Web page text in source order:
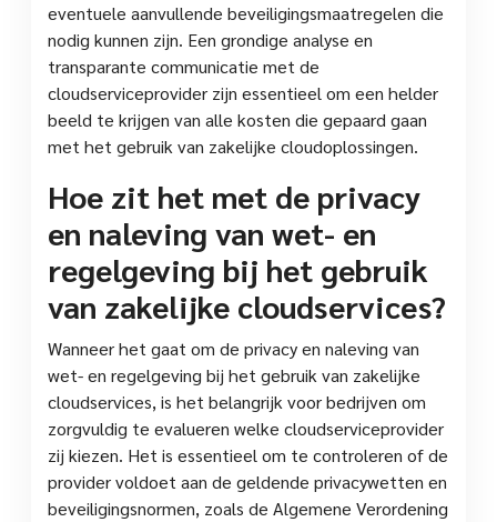
eventuele aanvullende beveiligingsmaatregelen die
nodig kunnen zijn. Een grondige analyse en
transparante communicatie met de
cloudserviceprovider zijn essentieel om een helder
beeld te krijgen van alle kosten die gepaard gaan
met het gebruik van zakelijke cloudoplossingen.
Hoe zit het met de privacy
en naleving van wet- en
regelgeving bij het gebruik
van zakelijke cloudservices?
Wanneer het gaat om de privacy en naleving van
wet- en regelgeving bij het gebruik van zakelijke
cloudservices, is het belangrijk voor bedrijven om
zorgvuldig te evalueren welke cloudserviceprovider
zij kiezen. Het is essentieel om te controleren of de
provider voldoet aan de geldende privacywetten en
beveiligingsnormen, zoals de Algemene Verordening